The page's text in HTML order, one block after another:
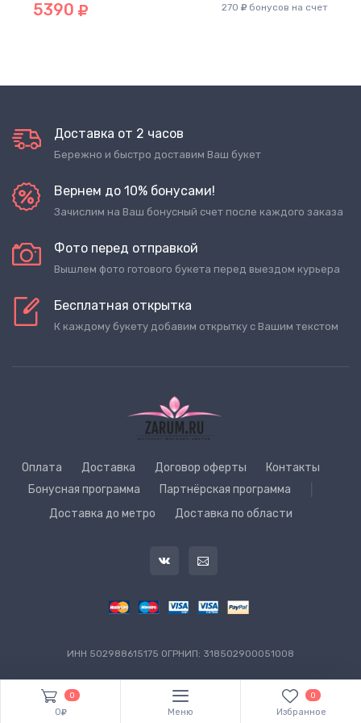
5390 270 бонусов на счет
Доставка от 2 часов
Бережно и быстро доставим Ваш букет
Вернем до 10% бонусами!
Зачислим на Ваш бонусный счет после каждого заказа
Фото перед отправкой
Вышлем фото готового букета перед выездом курьера
Бесплатная открытка
К каждому букету добавим открытку с Вашим текстом
Оплата Доставка Договор оферты
Контакты
Бонусная программа
Партнёрская программа
Доставка до метро Доставка по области
ИНН 502988615175 ОГРНИП: 318502900051008
0
0 Меню
0
Избранное